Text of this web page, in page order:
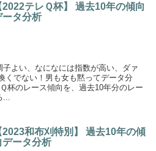
2022テレＱ杯】 過去10年の傾向
ータ分析
よい、なになには指数が高い、ダァ
くでない！男も女も黙ってデータ分
杯のレース傾向を、過去10年分のレー
2023和布刈特別】 過去10年の傾
データ分析